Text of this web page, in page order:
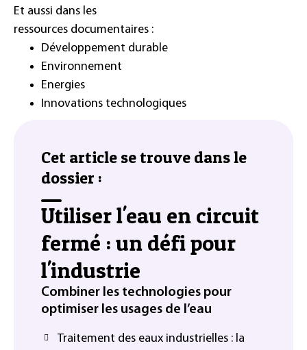
Et aussi dans les
ressources documentaires :
Développement durable
Environnement
Energies
Innovations technologiques
Cet article se trouve dans le
dossier :
Utiliser l'eau en circuit
fermé : un défi pour
l'industrie
Combiner les technologies pour
optimiser les usages de l’eau
Traitement des eaux industrielles : la